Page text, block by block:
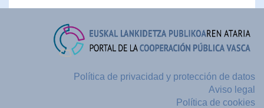
Política de privacidad y protección de datos
Aviso legal
Política de cookies